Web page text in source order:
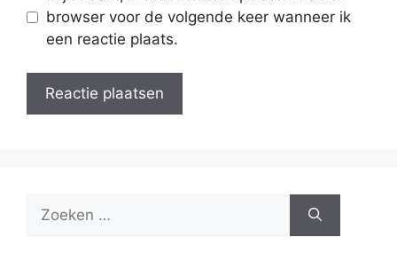
browser voor de volgende keer wanneer ik
een reactie plaats.
Zoek